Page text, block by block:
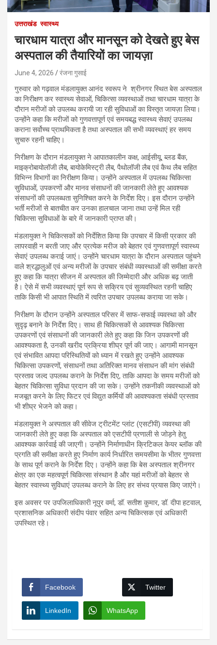
उत्तराखंड स्वास्थ्य
चारधाम यात्रा और मानसून को देखते हुए बेस
अस्पताल की तैयारियों का जायज़ा
June 4, 2026 रंजना गुसाई
गुरुवार को गढ़वाल मंडलायुक्त आनंद स्वरूप ने श्रीनगर स्थित बेस अस्पताल
का निरीक्षण कर स्वास्थ्य सेवाओं, चिकित्सा व्यवस्थाओं तथा चारधाम यात्रा के
दौरान मरीजों को उपलब्ध करायी जा रही सुविधाओं का विस्तृत जायज़ा लिया।
उन्होंने कहा कि मरीजों को गुणवत्तापूर्ण एवं समयबद्ध स्वास्थ्य सेवाएं उपलब्ध
कराना सर्वोच्च प्राथमिकता है तथा अस्पताल की सभी व्यवस्थाएं हर समय
सुचारु रहनी चाहिए।
निरीक्षण के दौरान मंडलायुक्त ने आपातकालीन कक्ष, आईसीयू, ब्लड बैंक,
माइक्रोबायोलॉजी लैब, बायोकेमिस्ट्री लैब, पैथोलॉजी लैब एवं कैथ लैब सहित
विभिन्न विभागों का निरीक्षण किया। उन्होंने अस्पताल में उपलब्ध चिकित्सा
सुविधाओं, उपकरणों और मानव संसाधनों की जानकारी लेते हुए आवश्यक
संसाधनों की उपलब्धता सुनिश्चित करने के निर्देश दिए। इस दौरान उन्होंने
भर्ती मरीजों से बातचीत कर उनका हालचाल जाना तथा उन्हें मिल रही
चिकित्सा सुविधाओं के बारे में जानकारी प्राप्त की।
मंडलायुक्त ने चिकित्सकों को निर्देशित किया कि उपचार में किसी प्रकार की
लापरवाही न बरती जाए और प्रत्येक मरीज को बेहतर एवं गुणवत्तापूर्ण स्वास्थ्य
सेवाएं उपलब्ध कराई जाएं। उन्होंने चारधाम यात्रा के दौरान अस्पताल पहुंचने
वाले श्रद्धालुओं एवं अन्य मरीजों के उपचार संबंधी व्यवस्थाओं की समीक्षा करते
हुए कहा कि यात्रा सीजन में अस्पताल की जिम्मेदारी और अधिक बढ़ जाती
है। ऐसे में सभी व्यवस्थाएं पूर्ण रूप से सक्रिय एवं सुव्यवस्थित रहनी चाहिए
ताकि किसी भी आपात स्थिति में त्वरित उपचार उपलब्ध कराया जा सके।
निरीक्षण के दौरान उन्होंने अस्पताल परिसर में साफ-सफाई व्यवस्था को और
सुदृढ़ बनाने के निर्देश दिए। साथ ही चिकित्सकों से आवश्यक चिकित्सा
उपकरणों एवं संसाधनों की जानकारी लेते हुए कहा कि जिन उपकरणों की
आवश्यकता है, उनकी खरीद प्रक्रिया शीघ्र पूर्ण की जाए। आगामी मानसून
एवं संभावित आपदा परिस्थितियों को ध्यान में रखते हुए उन्होंने आवश्यक
चिकित्सा उपकरणों, संसाधनों तथा अतिरिक्त मानव संसाधन की मांग संबंधी
प्रस्ताव जल्द उपलब्ध कराने के निर्देश दिए, ताकि आपदा के समय मरीजों को
बेहतर चिकित्सा सुविधा प्रदान की जा सके। उन्होंने तकनीकी व्यवस्थाओं को
मजबूत करने के लिए फिटर एवं विद्युत कर्मियों की आवश्यकता संबंधी प्रस्ताव
भी शीघ्र भेजने को कहा।
मंडलायुक्त ने अस्पताल की सीवेज ट्रीटमेंट प्लांट (एसटीपी) व्यवस्था की
जानकारी लेते हुए कहा कि अस्पताल को एसटीपी प्रणाली से जोड़ने हेतु
आवश्यक कार्रवाई की जाएगी। उन्होंने निर्माणाधीन क्रिटिकल केयर ब्लॉक की
प्रगति की समीक्षा करते हुए निर्माण कार्य निर्धारित समयसीमा के भीतर गुणवत्ता
के साथ पूर्ण कराने के निर्देश दिए। उन्होंने कहा कि बेस अस्पताल श्रीनगर
क्षेत्र का एक महत्वपूर्ण चिकित्सा संस्थान है और यहां मरीजों को बेहतर से
बेहतर स्वास्थ्य सुविधाएं उपलब्ध कराने के लिए हर संभव प्रयास किए जाएंगे।
इस अवसर पर उपजिलाधिकारी नूपुर वर्मा, डॉ. सतीश कुमार, डॉ. दीपा हटवाल,
प्रशासनिक अधिकारी संदीप पंवार सहित अन्य चिकित्सक एवं अधिकारी
उपस्थित रहे।
Facebook Twitter
LinkedIn WhatsApp